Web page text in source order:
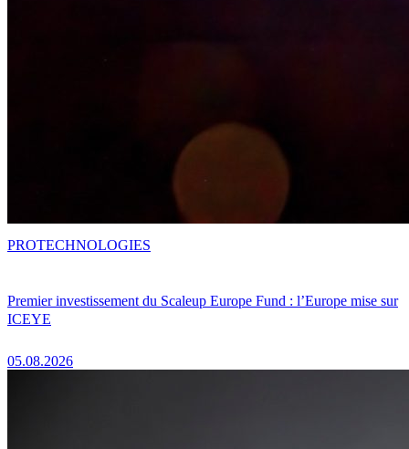
Premier investissement du Scaleup Europe Fund : l’Europe mise sur
ICEYE
05.08.2026
PROTECHNOLOGIES